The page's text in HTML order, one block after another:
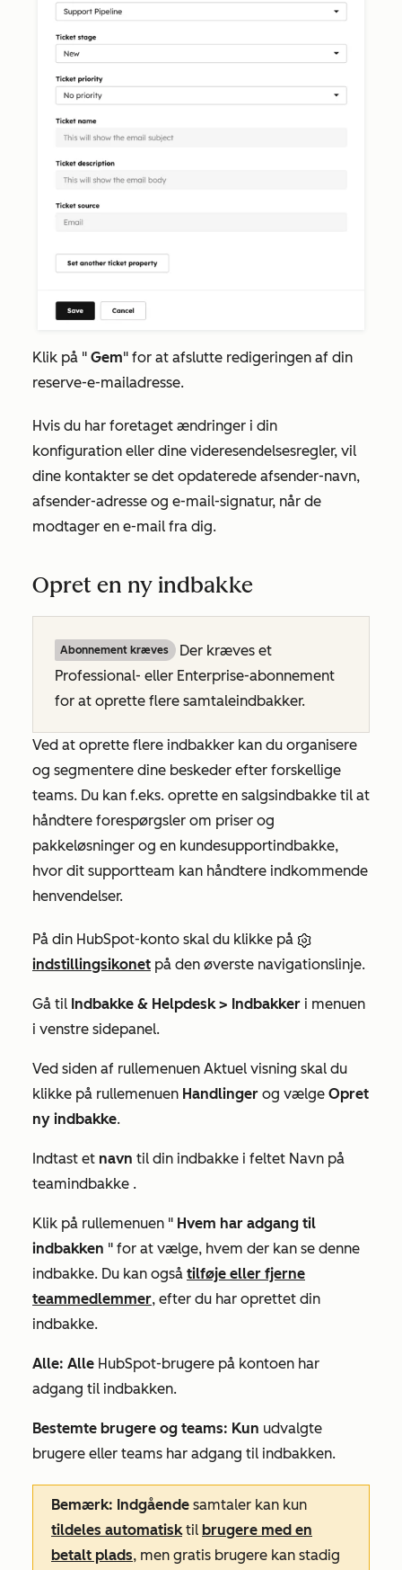
Klik på " Gem" for at afslutte redigeringen af din
reserve-e-mailadresse.
Hvis du har foretaget ændringer i din
konfiguration eller dine videresendelsesregler, vil
dine kontakter se det opdaterede afsender-navn,
afsender-adresse og e-mail-signatur, når de
modtager en e-mail fra dig.
Opret en ny indbakke
Abonnement kræves
Der kræves et
Professional- eller Enterprise-abonnement
for at oprette flere samtaleindbakker.
Ved at oprette flere indbakker kan du organisere
og segmentere dine beskeder efter forskellige
teams. Du kan f.eks. oprette en salgsindbakke til at
håndtere forespørgsler om priser og
pakkeløsninger og en kundesupportindbakke,
hvor dit supportteam kan håndtere indkommende
henvendelser.
På din HubSpot-konto skal du klikke på
indstillingsikonet på den øverste navigationslinje.
Gå til Indbakke & Helpdesk > Indbakker i menuen
i venstre sidepanel.
Ved siden af rullemenuen Aktuel visning skal du
klikke på rullemenuen Handlinger og vælge Opret
ny indbakke.
Indtast et navn til din indbakke i feltet Navn på
teamindbakke .
Klik på rullemenuen " Hvem har adgang til
indbakken " for at vælge, hvem der kan se denne
indbakke. Du kan også tilføje eller fjerne
teammedlemmer, efter du har oprettet din
indbakke.
Alle: Alle HubSpot-brugere på kontoen har
adgang til indbakken.
Bestemte brugere og teams: Kun udvalgte
brugere eller teams har adgang til indbakken.
Bemærk: Indgående samtaler kan kun
tildeles automatisktil brugere med en
betalt plads, men gratis brugere kan stadig